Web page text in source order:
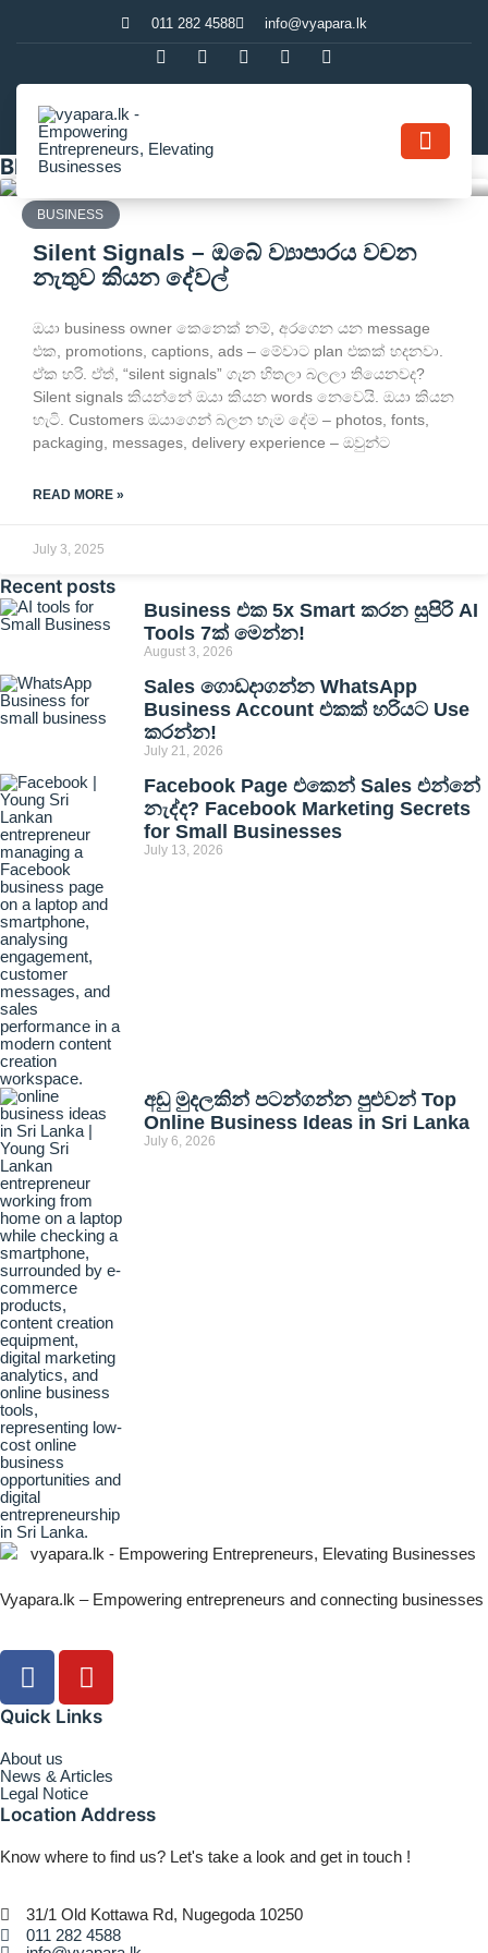
011 282 4588 info@vyapara.lk
Blog
BUSINESS
Silent Signals – ඔබේ ව්‍යාපාරය වචන
නැතුව කියන දේවල්
ඔයා business owner කෙනෙක් නම්, අරගෙන යන message
එක, promotions, captions, ads – මේවාට plan එකක් හදනවා.
ඒක හරි. ඒත්, “silent signals” ගැන හිතලා බලලා තියෙනවද?
Silent signals කියන්නේ ඔයා කියන words නෙවෙයි. ඔයා කියන
හැටි. Customers ඔයාගෙන් බලන හැම දේම – photos, fonts,
packaging, messages, delivery experience – ඔවුන්ට
READ MORE »
July 3, 2025
Recent posts
Business එක 5x Smart කරන සුපිරි AI
Tools 7ක් මෙන්න!
August 3, 2026
Sales ගොඩදාගන්න WhatsApp
Business Account එකක් හරියට Use
කරන්න!
July 21, 2026
Facebook Page එකෙන් Sales එන්නේ
නැද්ද? Facebook Marketing Secrets
for Small Businesses
July 13, 2026
අඩු මුදලකින් පටන්ගන්න පුළුවන් Top
Online Business Ideas in Sri Lanka
July 6, 2026
Vyapara.lk – Empowering entrepreneurs and connecting businesses
Quick Links
About us
News & Articles
Legal Notice
Location Address
Know where to find us? Let's take a look and get in touch !
31/1 Old Kottawa Rd, Nugegoda 10250
011 282 4588